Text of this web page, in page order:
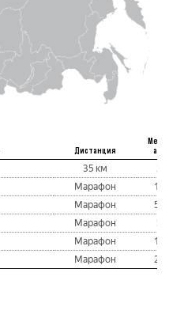
Дистанция
абс
35 км
2
Марафон
10
Марафон
56
Марафон
5
Марафон
16
Марафон 26